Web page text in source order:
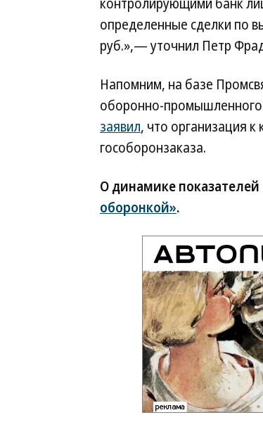
определенные сделки по
руб.»,— уточнил Петр
Напомним, на базе
оборонно-
заявил, что организация
гособоронзаказа.
О динамике
оборонкой».